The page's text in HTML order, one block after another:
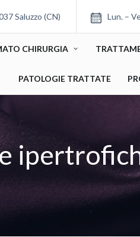
Saluzzo (CN) Lun. –
CHIRURGIA
PATOLOGIE TRATTATE